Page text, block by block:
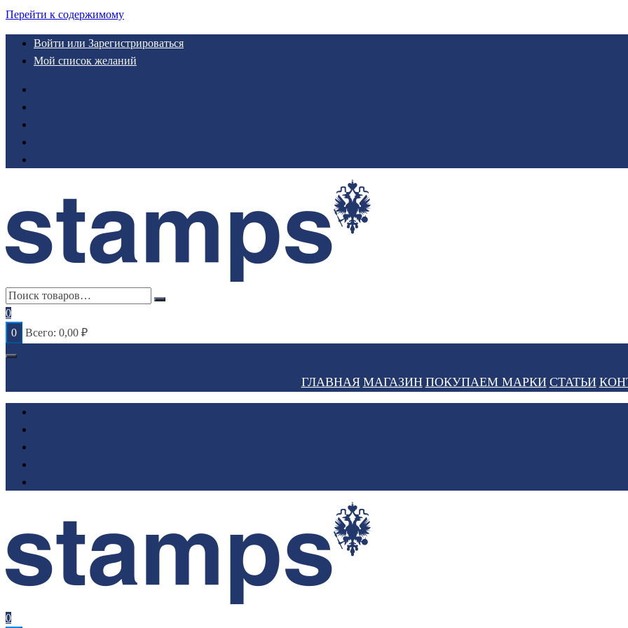
Перейти к содержимому
Войти или Зарегистрироваться
Мой список желаний
0
0
Всего: 0,00 ₽
ГЛАВНАЯ МАГАЗИН ПОКУПАЕМ МАРКИ СТАТЬИ
0